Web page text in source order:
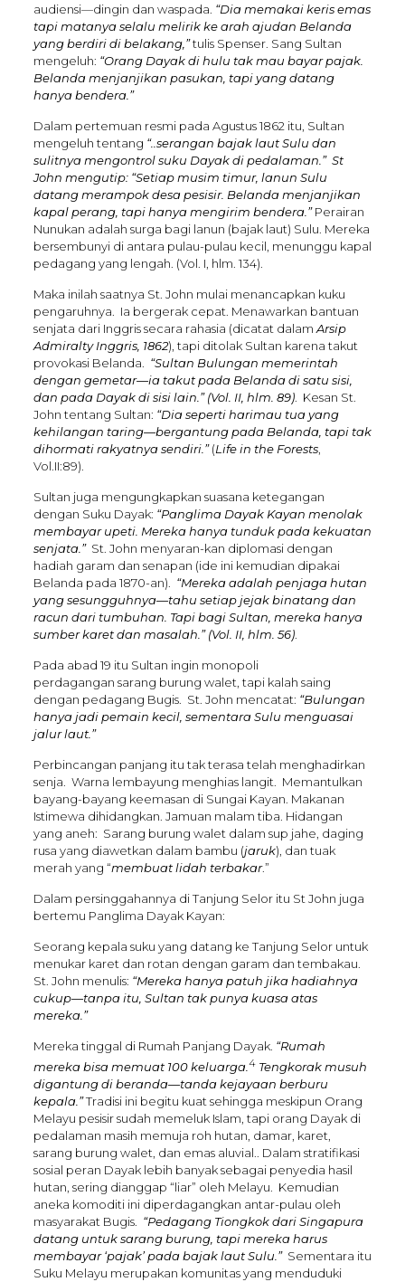
audiensi—dingin dan waspada. “Dia memakai keris emas
tapi matanya selalu melirik ke arah ajudan Belanda
yang berdiri di belakang,”tulis Spenser. Sang Sultan
mengeluh: “Orang Dayak di hulu tak mau bayar pajak.
Belanda menjanjikan pasukan, tapi yang datang
hanya bendera.”
Dalam pertemuan resmi pada Agustus 1862 itu, Sultan
mengeluh tentang “..serangan bajak laut Sulu dan
sulitnya mengontrol suku Dayak di pedalaman.” St
John mengutip: “Setiap musim timur, lanun Sulu
datang merampok desa pesisir. Belanda menjanjikan
kapal perang, tapi hanya mengirim bendera.”Perairan
Nunukan adalah surga bagi lanun (bajak laut) Sulu. Mereka
bersembunyi di antara pulau-pulau kecil, menunggu kapal
pedagang yang lengah. (Vol. I, hlm. 134).
Maka inilah saatnya St. John mulai menancapkan kuku
pengaruhnya. Ia bergerak cepat. Menawarkan bantuan
senjata dari Inggris secara rahasia (dicatat dalam Arsip
Admiralty Inggris, 1862), tapi ditolak Sultan karena takut
provokasi Belanda. “Sultan Bulungan memerintah
dengan gemetar—ia takut pada Belanda di satu sisi,
dan pada Dayak di sisi lain.” (Vol. II, hlm. 89). Kesan St.
John tentang Sultan: “Dia seperti harimau tua yang
kehilangan taring—bergantung pada Belanda, tapi tak
dihormati rakyatnya sendiri.”(Life in the Forests,
Vol.II:89).
Sultan juga mengungkapkan suasana ketegangan
dengan Suku Dayak: “Panglima Dayak Kayan menolak
membayar upeti. Mereka hanya tunduk pada kekuatan
senjata.” St. John menyaran-kan diplomasi dengan
hadiah garam dan senapan (ide ini kemudian dipakai
Belanda pada 1870-an). “Mereka adalah penjaga hutan
yang sesungguhnya—tahu setiap jejak binatang dan
racun dari tumbuhan. Tapi bagi Sultan, mereka hanya
sumber karet dan masalah.” (Vol. II, hlm. 56).
Pada abad 19 itu Sultan ingin monopoli
perdagangan sarang burung walet, tapi kalah saing
dengan pedagang Bugis. St. John mencatat: “Bulungan
hanya jadi pemain kecil, sementara Sulu menguasai
jalur laut.”
Perbincangan panjang itu tak terasa telah menghadirkan
senja. Warna lembayung menghias langit. Memantulkan
bayang-bayang keemasan di Sungai Kayan. Makanan
Istimewa dihidangkan. Jamuan malam tiba. Hidangan
yang aneh: Sarang burung walet dalam sup jahe, daging
rusa yang diawetkan dalam bambu (jaruk), dan tuak
merah yang “membuat lidah terbakar.”
Dalam persinggahannya di Tanjung Selor itu St John juga
bertemu Panglima Dayak Kayan:
Seorang kepala suku yang datang ke Tanjung Selor untuk
menukar karet dan rotan dengan garam dan tembakau.
St. John menulis: “Mereka hanya patuh jika hadiahnya
cukup—tanpa itu, Sultan tak punya kuasa atas
mereka.”
Mereka tinggal di Rumah Panjang Dayak. “Rumah
mereka bisa memuat 100 keluarga.4 Tengkorak musuh
digantung di beranda—tanda kejayaan berburu
kepala.”Tradisi ini begitu kuat sehingga meskipun Orang
Melayu pesisir sudah memeluk Islam, tapi orang Dayak di
pedalaman masih memuja roh hutan, damar, karet,
sarang burung walet, dan emas aluvial.. Dalam stratifikasi
sosial peran Dayak lebih banyak sebagai penyedia hasil
hutan, sering dianggap “liar” oleh Melayu. Kemudian
aneka komoditi ini diperdagangkan antar-pulau oleh
masyarakat Bugis. “Pedagang Tiongkok dari Singapura
datang untuk sarang burung, tapi mereka harus
membayar ‘pajak’ pada bajak laut Sulu.” Sementara itu
Suku Melayu merupakan komunitas yang menduduki